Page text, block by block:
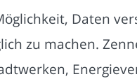
Daten
zu machen.